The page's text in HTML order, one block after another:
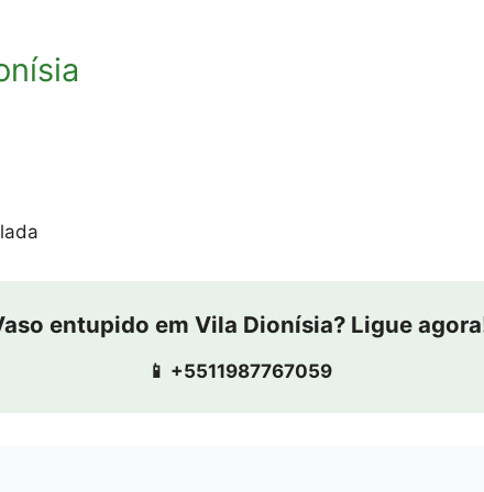
entupido em Vila Dionísia? Ligue
📱 +5511987767059